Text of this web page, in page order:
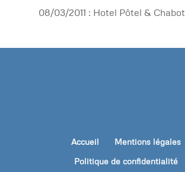
08/03/2011 : Hotel Pôtel & Chabot
Accueil
Mentions légales
Politique de confidentialité